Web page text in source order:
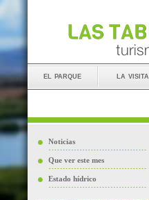
el parque la visita
Noticias
Que ver este mes
Estado hídrico